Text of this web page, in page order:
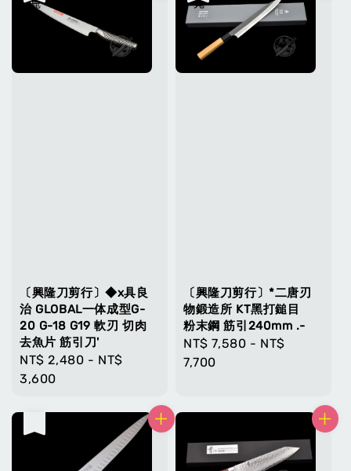
〔興隆刀剪行〕◆x具良
治 GLOBAL一体成型G-
20 G-18 G19 軟刃 切肉
去魚片 筋引刀'
Regular
price
NT$ 2,480 - NT$
3,600
〔興隆刀剪行〕*二唐刃
物鍛造所 KT黑打鎚目
粉末鋼 筋引240mm .-
Regular
price
NT$ 7,580 - NT$
7,700